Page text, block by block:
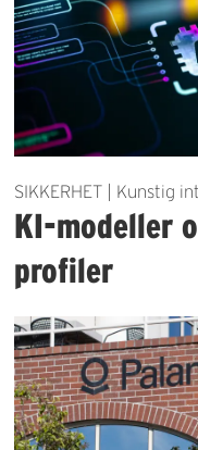
SIKKERHET | Kunstig
KI-modeller
profiler